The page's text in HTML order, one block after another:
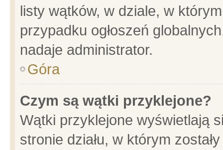
listy wątków, w dziale, w
przypadku ogłoszeń
nadaje administrator.
Góra
Czym są wątki przyklejone?
Wątki przyklejone wyświetlają
stronie działu, w którym